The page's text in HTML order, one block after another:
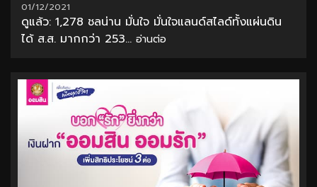
01/12/2021
ดูแล้ว: 1,278 ชลน่าน มั่นใจ มั่นใจแลนด์สไลด์ทั้งแผ่นดิน
ได้ ส.ส. มากกว่า 253... อ่านต่อ